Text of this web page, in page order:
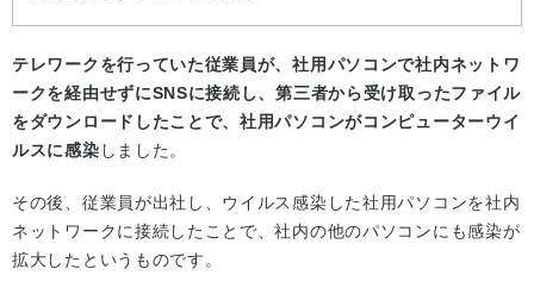
テレワークを行っていた従業員が、社用パソコンで社内ネットワ
ークを経由せずにSNSに接続し、第三者から受け取ったファイル
をダウンロードしたことで、社用パソコンがコンピューターウイ
ルスに感染 しました。
その後、従業員が出社し、ウイルス感染した社用パソコンを社内
ネットワークに接続したことで、社内の他のパソコンにも感染が
拡大したというものです。